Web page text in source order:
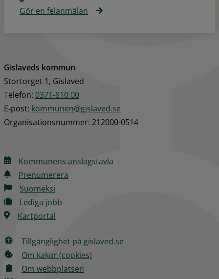
Gör en felanmälan
Gislaveds kommun
Stortorget 1, Gislaved
Telefon: 0371-810 00
E‑post: kommunen@gislaved.se
Organisationsnummer: 212000-0514
Kommunens anslagstavla
Prenumerera
Suomeksi
Lediga jobb
Kartportal
Tillgänglighet på gislaved.se
Om kakor (cookies)
Om webbplatsen